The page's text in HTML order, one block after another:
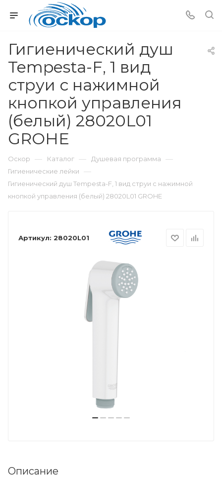
Гигиенический душ
Tempesta-F, 1 вид
струи с нажимной
кнопкой управления
(белый) 28020L01
GROHE
Оскор — Каталог — Душевая программа —
Гигиенические лейки —
Гигиенический душ Tempesta-F, 1 вид струи с нажимной
кнопкой управления (белый) 28020L01 GROHE
Артикул: 28020L01
Описание